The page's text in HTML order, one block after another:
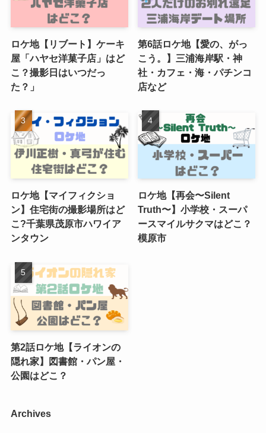
ロケ地【リブート】ケーキ
屋「ハヤセ洋菓子店」はど
こ？撮影日はいつだっ
た？」
第6話ロケ地【愛の、がっ
こう。】三浦海岸駅・神
社・カフェ・海・パチンコ
店など
ロケ地【マイフィクショ
ン】住宅街の撮影場所はど
こ?千葉県茂原市ハワイア
ンタウン
ロケ地【再会〜Silent
Truth〜】小学校・スーパ
ースマイルサクマはどこ？
模原市
第2話ロケ地【ライオンの
隠れ家】図書館・パン屋・
公園はどこ？
Archives